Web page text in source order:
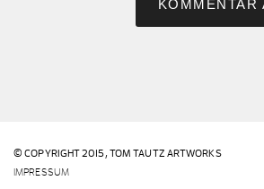
© COPYRIGHT 2015,TOM TAUTZ ARTWORKS
IMPRESSUM